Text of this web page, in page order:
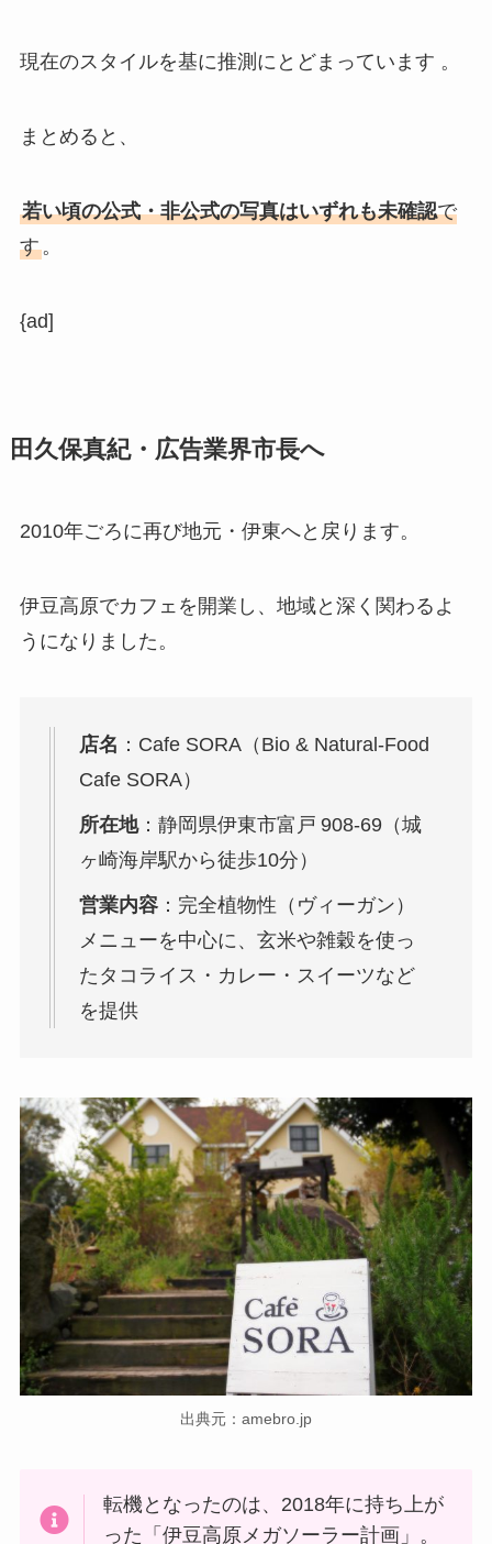
現在のスタイルを基に推測にとどまっています 。
まとめると、
若い頃の公式・非公式の写真はいずれも未確認で
す。
{ad]
田久保真紀・広告業界市長へ
2010年ごろに再び地元・伊東へと戻ります。
伊豆高原でカフェを開業し、地域と深く関わるよ
うになりました。
店名 ：Cafe SORA（Bio & Natural‑Food
Cafe SORA）
所在地：静岡県伊東市富戸 908‑69（城
ヶ崎海岸駅から徒歩10分）
営業内容：完全植物性（ヴィーガン）
メニューを中心に、玄米や雑穀を使っ
たタコライス・カレー・スイーツなど
を提供
出典元：amebro.jp
転機となったのは、2018年に持ち上が
った「伊豆高原メガソーラー計画」。